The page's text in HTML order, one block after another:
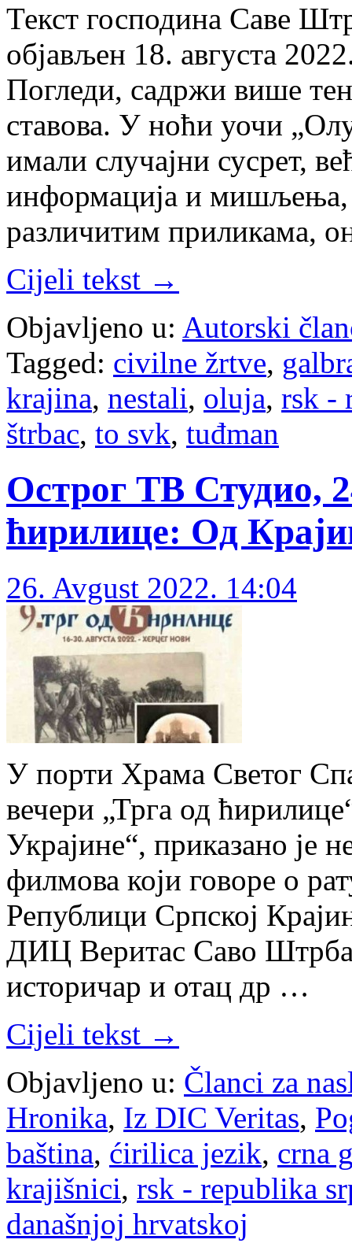
Текст господина Саве
објављен 18. августа
Погледи, садржи више
ставова. У ноћи уочи
имали случајни сусрет,
информација и
различитим приликама,
Cijeli tekst →
Objavljeno u: Autorski
Tagged: civilne žrtve,
krajina, nestali, oluja, rsk -
štrbac, to svk, tuđman
Острог ТВ Студио,
ћирилице: Од
26. Avgust 2022. 14:04
У порти Храма Светог
вечери „Трга од
Украјине“, приказано је
филмова који говоре о
Републици Српској
ДИЦ Веритас Саво
историчар и отац др …
Cijeli tekst →
Objavljeno u: Članci za
Hronika, Iz DIC Veritas,
baština, ćirilica jezik, crna
krajišnici, rsk - republika
današnjoj hrvatskoj